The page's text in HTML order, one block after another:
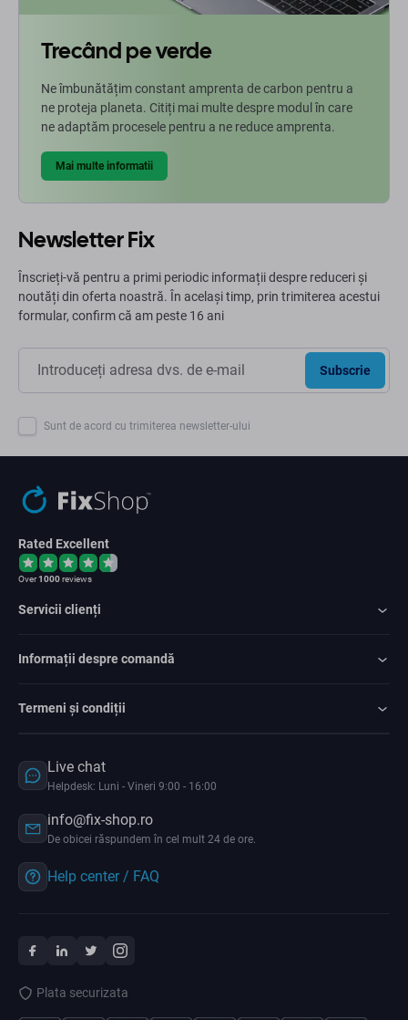
Trecând pe verde
Ne îmbunătățim constant amprenta de carbon pentru a
ne proteja planeta. Citiți mai multe despre modul în care
ne adaptăm procesele pentru a ne reduce amprenta.
Mai multe informatii
Newsletter Fix
Înscrieți-vă pentru a primi periodic informații despre reduceri și
noutăți din oferta noastră. În același timp, prin trimiterea acestui
formular, confirm că am peste 16 ani
Subscrie
Sunt de acord cu trimiterea newsletter-ului
Rated Excellent
Over1000reviews
Servicii clienți
Informații despre comandă
Termeni și condiții
Live chat
Helpdesk: Luni - Vineri 9:00 - 16:00
info@fix-shop.ro
De obicei răspundem în cel mult 24 de ore.
Help center / FAQ
Plata securizata